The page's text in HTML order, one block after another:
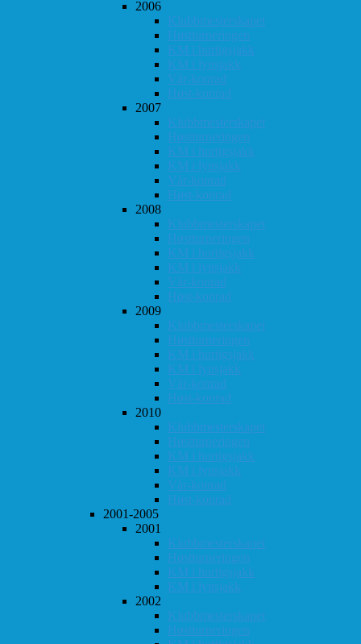
2006
Klubbmesterskapet
Høstturneringen
KM i hurtigsjakk
KM i lynsjakk
Vår-konrad
Høst-konrad
2007
Klubbmesterskapet
Høstturneringen
KM i hurtigsjakk
KM i lynsjakk
Vår-konrad
Høst-konrad
2008
Klubbmesterskapet
Høstturneringen
KM i hurtigsjakk
KM i lynsjakk
Vår-konrad
Høst-konrad
2009
Klubbmesterskapet
Høstturneringen
KM i hurtigsjakk
KM i lynsjakk
Vår-konrad
Høst-konrad
2010
Klubbmesterskapet
Høstturneringen
KM i hurtigsjakk
KM i lynsjakk
Vår-konrad
Høst-konrad
2001-2005
2001
Klubbmesterskapet
Høstturneringen
KM i hurtigsjakk
KM i lynsjakk
2002
Klubbmesterskapet
Høstturneringen